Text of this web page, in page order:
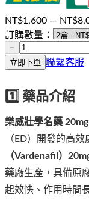
NT$1,600 — NT$
訂購數量：
−
立即下單 聯繫客服
1️⃣ 藥品介紹
樂威壯學名藥
（ED）開發的高
（Vardenafil）
藥廠生產，具備原
起效快、作用時間